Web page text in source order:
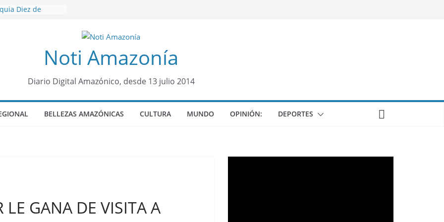
Diez de
de 22 años
de Alison,
sensación de
Noti Amazonía
Diario Digital Amazónico, desde 13 julio 2014
BELLEZAS AMAZÓNICAS CULTURA MUNDO OPINIÓN: DEPORTES
GANA DE VISITA A